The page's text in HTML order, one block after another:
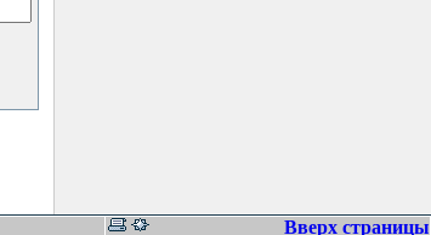
Вверх страницы